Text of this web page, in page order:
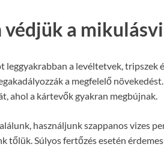
védjük a
leggyakrabban a levéltetvek, tripszek
a megfelelő
ahol a kártevők gyakran megbújnak.
használjunk szappanos vizes
tőlük. Súlyos fertőzés esetén